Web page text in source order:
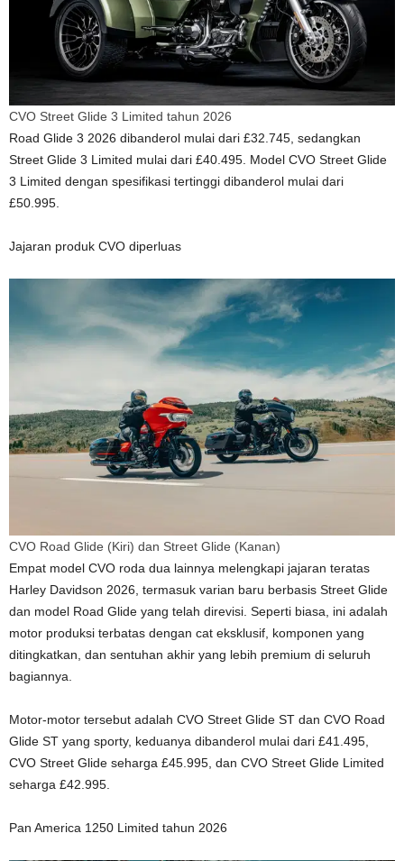
CVO Street Glide 3 Limited tahun 2026
Road Glide 3 2026 dibanderol mulai dari £32.745, sedangkan
Street Glide 3 Limited mulai dari £40.495. Model CVO Street Glide
3 Limited dengan spesifikasi tertinggi dibanderol mulai dari
£50.995.
Jajaran produk CVO diperluas
CVO Road Glide (Kiri) dan Street Glide (Kanan)
Empat model CVO roda dua lainnya melengkapi jajaran teratas
Harley Davidson 2026, termasuk varian baru berbasis Street Glide
dan model Road Glide yang telah direvisi. Seperti biasa, ini adalah
motor produksi terbatas dengan cat eksklusif, komponen yang
ditingkatkan, dan sentuhan akhir yang lebih premium di seluruh
bagiannya.
Motor-motor tersebut adalah CVO Street Glide ST dan CVO Road
Glide ST yang sporty, keduanya dibanderol mulai dari £41.495,
CVO Street Glide seharga £45.995, dan CVO Street Glide Limited
seharga £42.995.
Pan America 1250 Limited tahun 2026